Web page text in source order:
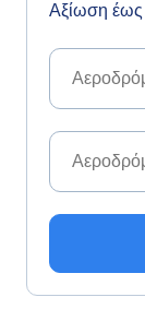
Αξίωση έως